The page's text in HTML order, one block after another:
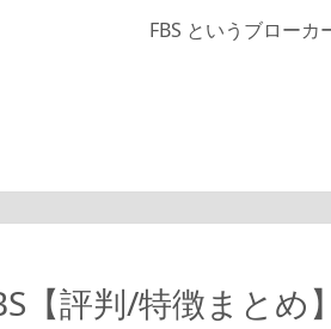
FBS というブローカ
【評判/特徴まとめ